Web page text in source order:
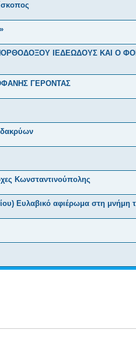
ΙΕΔΕΩΔΟΥΣ ΚΑΙ Ο
ΓΕΡΟΝΤΑΣ
δακρύων
Κωνσταντινούπολης
Ευλαβικό αφιέρωμα στη μνήμη